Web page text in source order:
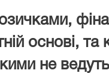
основі, та
не